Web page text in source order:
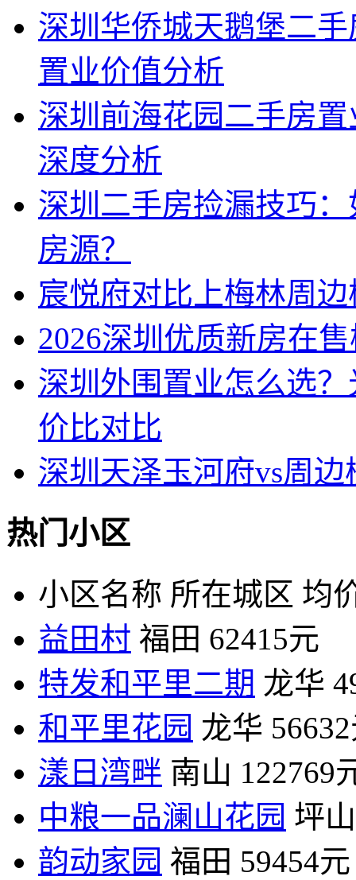
深圳华侨城天鹅堡二
置业价值分析
深圳前海花园二手房
深度分析
深圳二手房捡漏技巧
房源？
宸悦府对比上梅林周
2026深圳优质新房在
深圳外围置业怎么选
价比对比
深圳天泽玉河府vs周
热门小区
小区名称 所在城区 均
益田村 福田 62415元
特发和平里二期 龙华
和平里花园 龙华
漾日湾畔 南山 122769
中粮一品澜山花园 坪山
韵动家园 福田 59454元